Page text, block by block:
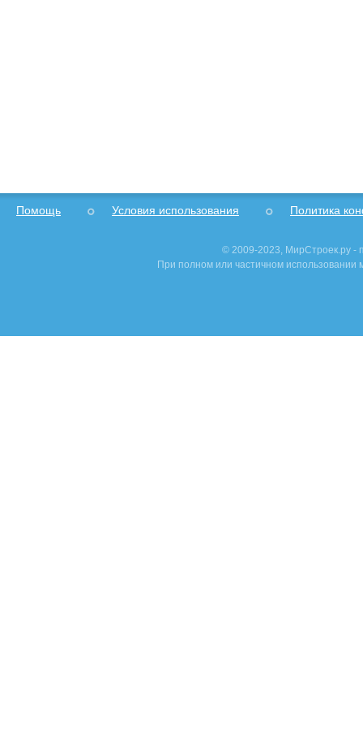
Помощь Условия использования Политика
© 2009-2023, МирСтроек.ру -
При полном или частичном использовании